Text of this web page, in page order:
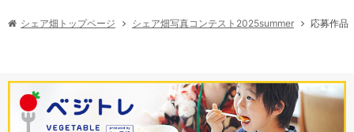
シェア畑トップページ シェア畑写真コンテスト2025summer 応募作品